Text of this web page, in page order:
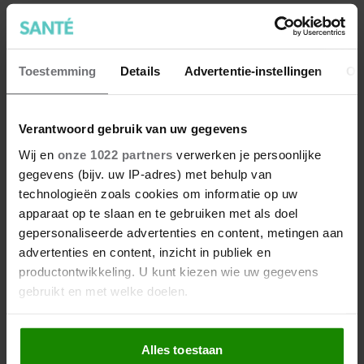
Toestemming Details Advertentie-instellingen
Verantwoord gebruik van uw gegevens
Wij en onze 1022 partners verwerken je persoonlijke
gegevens (bijv. uw IP-adres) met behulp van
technologieën zoals cookies om informatie op uw
apparaat op te slaan en te gebruiken met als doel
gepersonaliseerde advertenties en content, metingen aan
advertenties en content, inzicht in publiek en
productontwikkeling. U kunt kiezen wie uw gegevens
gebruikt en met welke doelen.
Als u het toestaat, willen we ook graag:
Informatie verzamelen over uw geografische
Alles toestaan
30 graden? Dit is de beste
kleding om te dragen bij warm
weer